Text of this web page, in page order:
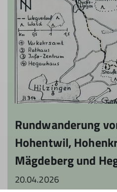
Rundwanderung
Hohentwil,
Mägdeberg und
20.04.2026